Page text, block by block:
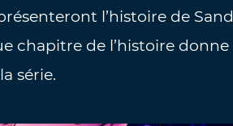
l’histoire de Sand
chapitre de l’histoire donne
série.